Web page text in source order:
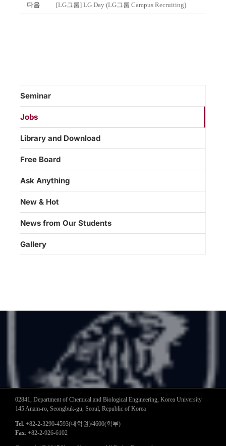
다음 [LG그룹] LG Day (LG그룹 Campus Recruiting)
Seminar
Jobs
Library and Download
Free Board
Ask Anything
New & Hot
News from Our Students
Gallery
02841, Department of Chemical and Biological Engineering, Korea University
145 Anam-ro, Seongbuk-gu, Seoul, Republic of Korea
Tel: +82-2-3290-4593(대학원)/4600(학부)
Fax: +82-2-926-6102